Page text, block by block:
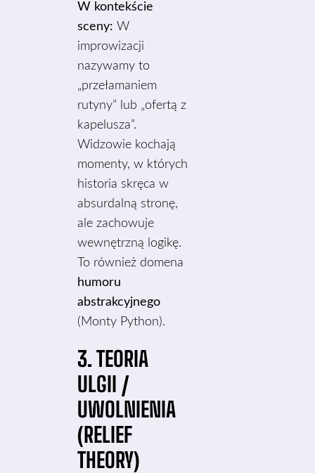
W kontekście
sceny: W
improwizacji
nazywamy to
„przełamaniem
rutyny” lub „ofertą z
kapelusza”.
Widzowie kochają
momenty, w których
historia skręca w
absurdalną stronę,
ale zachowuje
wewnętrzną logikę.
To również domena
humoru
abstrakcyjnego
(Monty Python).
3. TEORIA
ULGII /
UWOLNIENIA
(RELIEF
THEORY)